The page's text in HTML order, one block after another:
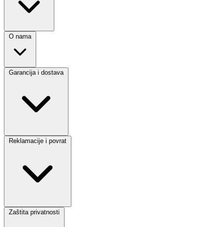
O nama
Garancija i dostava
Reklamacije i povrat
Zaštita privatnosti